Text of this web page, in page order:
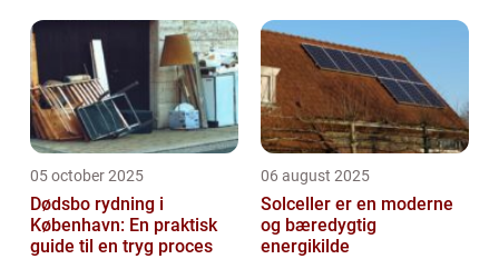
05 october 2025
Dødsbo rydning i
København: En praktisk
guide til en tryg proces
06 august 2025
Solceller er en moderne
og bæredygtig
energikilde